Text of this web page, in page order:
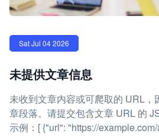
Sat Jul 04 2026
未提供文章信息
未收到文章内容或可爬取的 URL，
章段落。请提交包含文章 URL 的
示例：[ {"url": "https://